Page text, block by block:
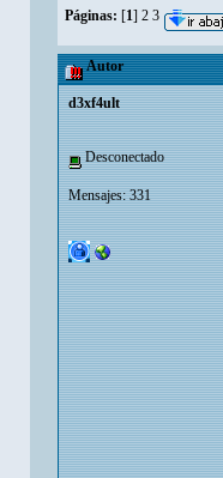
Páginas: [1] 2 3
Autor
d3xf4ult
Desconectado
Mensajes: 331